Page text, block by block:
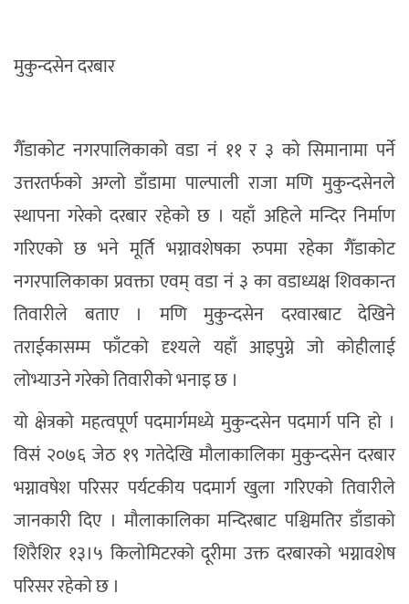
मुकुन्दसेन दरबार
गैँडाकोट नगरपालिकाको वडा नं ११ र ३ को सिमानामा पर्ने
उत्तरतर्फको अग्लो डाँडामा पाल्पाली राजा मणि मुकुन्दसेनले
स्थापना गरेको दरबार रहेको छ । यहाँ अहिले मन्दिर निर्माण
गरिएको छ भने मूर्ति भग्नावशेषका रुपमा रहेका गैँडाकोट
नगरपालिकाका प्रवक्ता एवम् वडा नं ३ का वडाध्यक्ष शिवकान्त
तिवारीले बताए । मणि मुकुन्दसेन दरवारबाट देखिने
तराईकासम्म फाँटको दृश्यले यहाँ आइपुग्ने जो कोहीलाई
लोभ्याउने गरेको तिवारीको भनाइ छ ।
यो क्षेत्रको महत्वपूर्ण पदमार्गमध्ये मुकुन्दसेन पदमार्ग पनि हो ।
विसं २०७६ जेठ १९ गतेदेखि मौलाकालिका मुकुन्दसेन दरबार
भग्नावषेश परिसर पर्यटकीय पदमार्ग खुला गरिएको तिवारीले
जानकारी दिए । मौलाकालिका मन्दिरबाट पश्चिमतिर डाँडाको
शिरैशिर १३।५ किलोमिटरको दूरीमा उक्त दरबारको भग्नावशेष
परिसर रहेको छ ।